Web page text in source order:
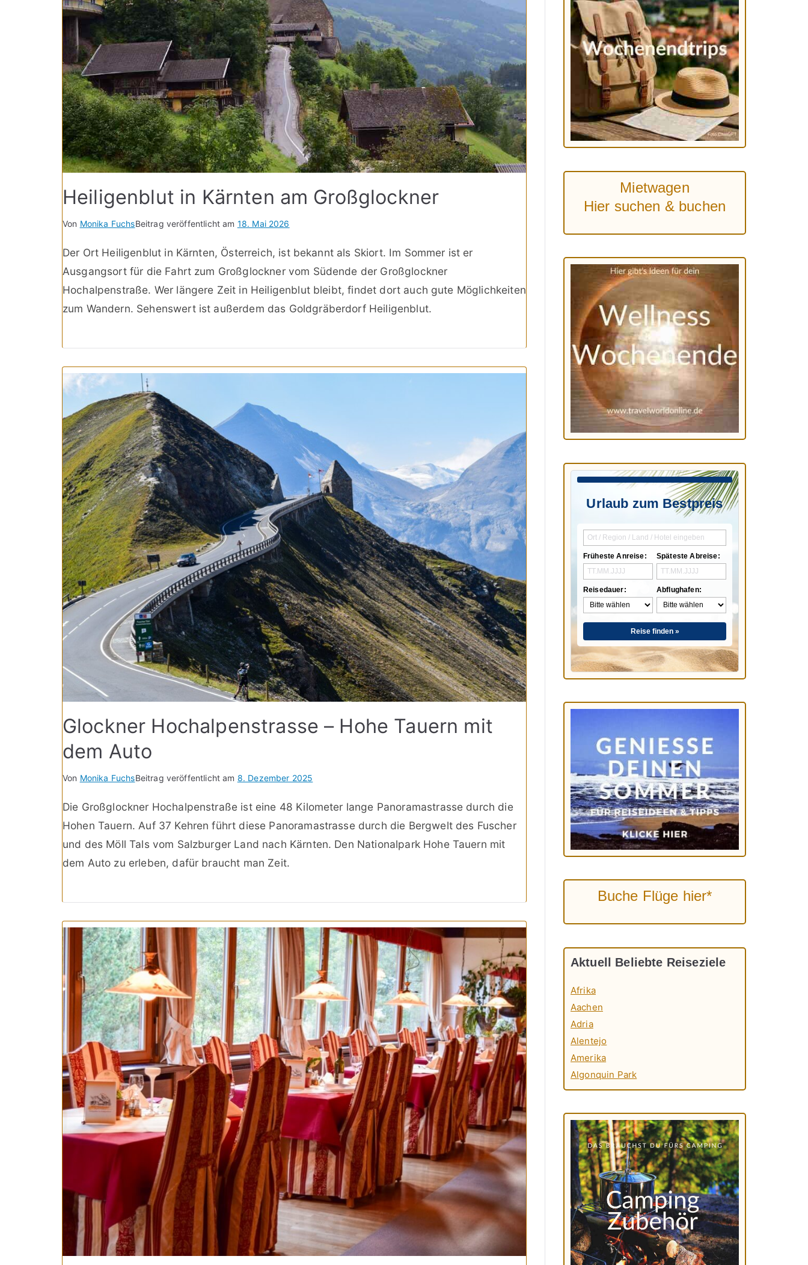
Heiligenblut in Kärnten am Großglockner
Von Monika FuchsBeitrag veröffentlicht am 18. Mai 2026
Der Ort Heiligenblut in Kärnten, Österreich, ist bekannt als Skiort. Im Sommer ist er
Ausgangsort für die Fahrt zum Großglockner vom Südende der Großglockner
Hochalpenstraße. Wer längere Zeit in Heiligenblut bleibt, findet dort auch gute Möglichkeiten
zum Wandern. Sehenswert ist außerdem das Goldgräberdorf Heiligenblut.
Glockner Hochalpenstrasse – Hohe Tauern mit
dem Auto
Von Monika FuchsBeitrag veröffentlicht am 8. Dezember 2025
Die Großglockner Hochalpenstraße ist eine 48 Kilometer lange Panoramastrasse durch die
Hohen Tauern. Auf 37 Kehren führt diese Panoramastrasse durch die Bergwelt des Fuscher
und des Möll Tals vom Salzburger Land nach Kärnten. Den Nationalpark Hohe Tauern mit
dem Auto zu erleben, dafür braucht man Zeit.
Mietwagen
Hier suchen & buchen
Urlaub zum Bestpreis
Früheste Anreise:
Reisedauer:
Späteste Abreise:
Abflughafen:
Reise finden »
Buche Flüge hier*
Aktuell Beliebte Reiseziele
Afrika
Aachen
Adria
Alentejo
Amerika
Algonquin Park